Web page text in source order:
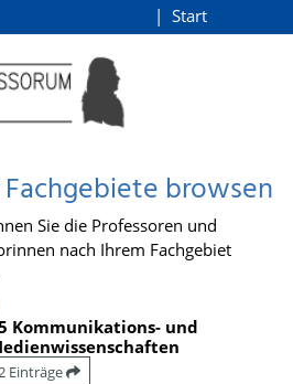
Start
browsen
Sie die Professoren und
nach Ihrem Fachgebiet
Kommunikations- und
Einträge